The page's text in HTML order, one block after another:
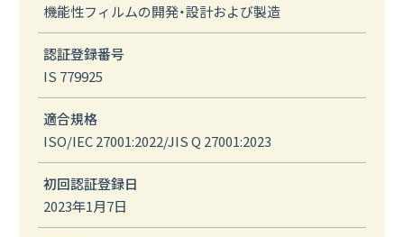
機能性フィルムの開発・設計および製造
認証登録番号
IS 779925
適合規格
ISO/IEC 27001:2022/JIS Q 27001:2023
初回認証登録日
2023年1月7日